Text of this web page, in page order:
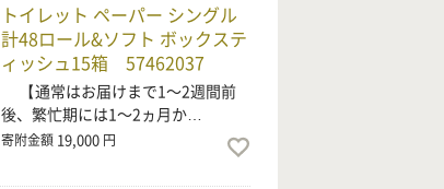
トイレット ペーパー シングル
計48ロール&ソフト ボックステ
ィッシュ15箱 57462037
【通常はお届けまで1～2週間前
後、繁忙期には1～2ヵ月か…
寄附金額 19,000 円